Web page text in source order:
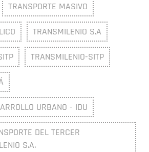
TRANSPORTE MASIVO
TRANSMILENIO S.A
TRANSMILENIO-SITP
URBANO - IDU
DEL TERCER
S.A.